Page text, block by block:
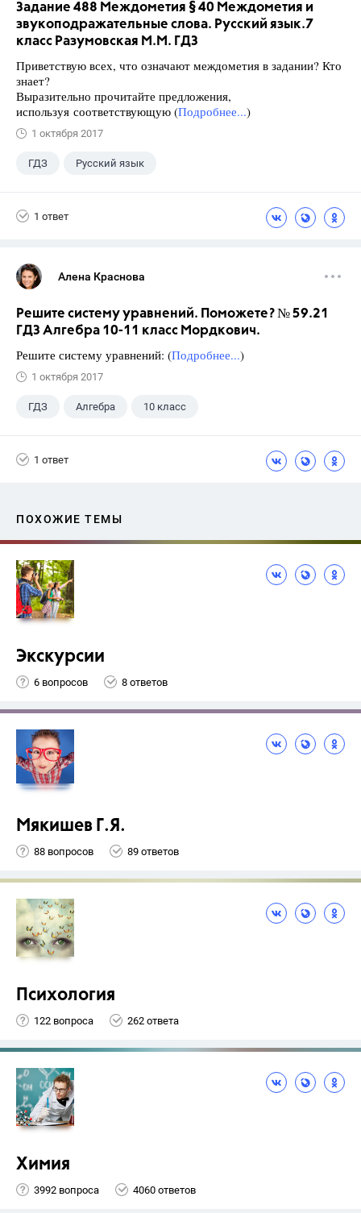
Задание 488 Междометия § 40 Междометия и
звукоподражательные слова. Русский язык.7
класс Разумовская М.М. ГДЗ
Приветствую всех, что означают междометия в задании? Кто
знает?
Выразительно прочитайте предложения,
используя соответствующую (Подробнее...)
1 октября 2017
ГДЗ Русский язык
1 ответ
Алена Краснова
Решите систему уравнений. Поможете? № 59.21
ГДЗ Алгебра 10-11 класс Мордкович.
Решите систему уравнений: (Подробнее...)
1 октября 2017
ГДЗ Алгебра 10 класс
1 ответ
ПОХОЖИЕ ТЕМЫ
Экскурсии
6 вопросов 8 ответов
Мякишев Г.Я.
88 вопросов 89 ответов
Психология
122 вопроса 262 ответа
Химия
3992 вопроса 4060 ответов